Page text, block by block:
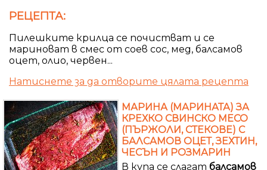
РЕЦЕПТА:
Пилешките крилца се почистват и се
мариноват в смес от соев сос, мед, балсамов
оцет, олио, червен...
Натиснете за да отворите цялата рецепта
МАРИНА (МАРИНАТА) ЗА
КРЕХКО СВИНСКО МЕСО
(ПЪРЖОЛИ, СТЕКОВЕ) С
БАЛСАМОВ ОЦЕТ, ЗЕХТИН,
ЧЕСЪН И РОЗМАРИН
В купа се слагат балсамов